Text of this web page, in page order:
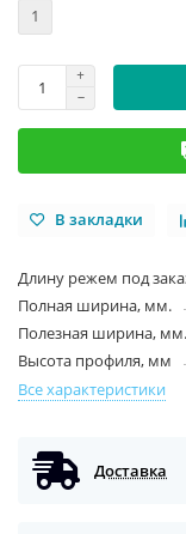
1
В закладки
Длину режем под
Полная ширина, мм.
Полезная ширина, мм.
Высота профиля, мм
Все характеристики
Доставка